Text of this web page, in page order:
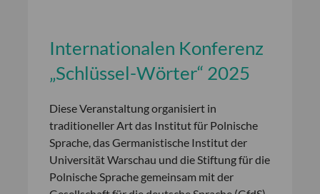
Internationalen Konferenz
„Schlüssel-Wörter“ 2025
Diese Veranstaltung organisiert in
traditioneller Art das Institut für Polnische
Sprache, das Germanistische Institut der
Universität Warschau und die Stiftung für die
Polnische Sprache gemeinsam mit der